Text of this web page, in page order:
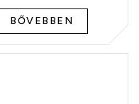
BŐVEBBEN